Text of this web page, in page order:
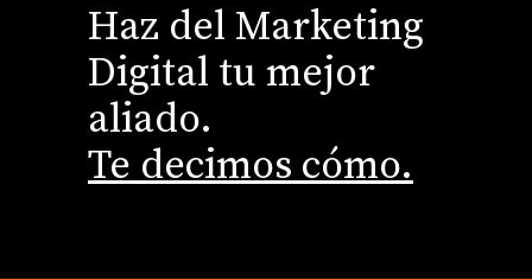
Haz del Marketing
Digital tu mejor
aliado.
Te decimos cómo.